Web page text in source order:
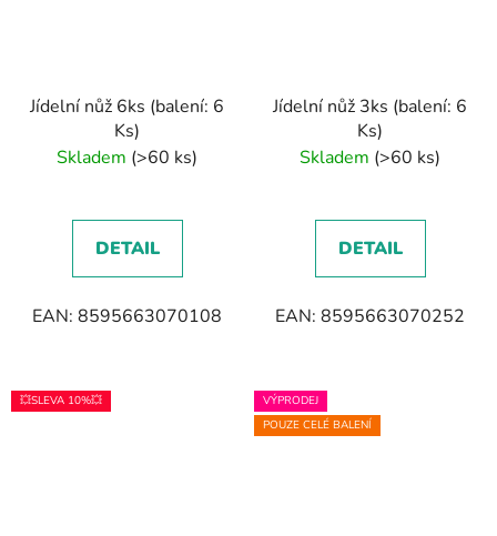
Jídelní nůž 6ks (balení: 6
Ks)
Skladem (>60 ks)
DETAIL
EAN: 8595663070108
Jídelní nůž 3ks (balení: 6
Ks)
Skladem (>60 ks)
DETAIL
EAN: 8595663070252
💥SLEVA 10%💥
VÝPRODEJ
POUZE CELÉ BALENÍ